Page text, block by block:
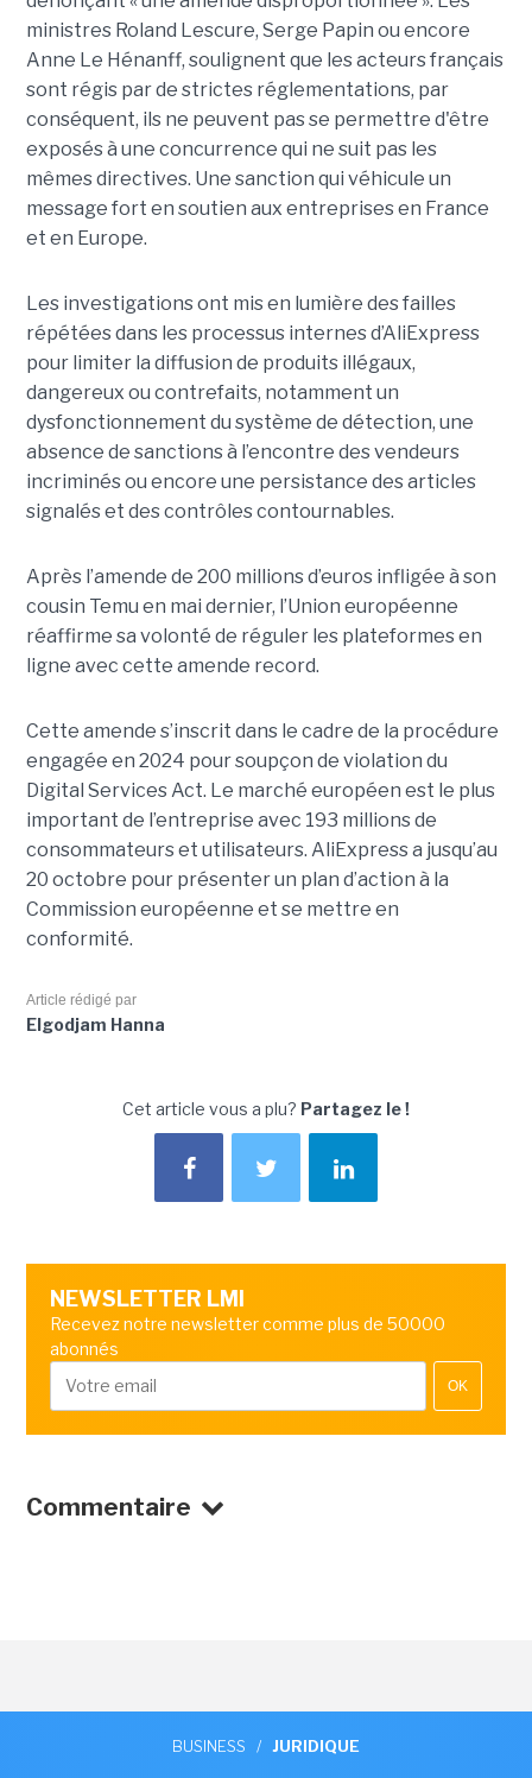
ministres Roland Lescure, Serge Papin ou encore
Anne Le Hénanff, soulignent que les acteurs français
sont régis par de strictes réglementations, par
conséquent, ils ne peuvent pas se permettre d'être
exposés à une concurrence qui ne suit pas les
mêmes directives. Une sanction qui véhicule un
message fort en soutien aux entreprises en France
et en Europe.
Les investigations ont mis en lumière des failles
répétées dans les processus internes d’AliExpress
pour limiter la diffusion de produits illégaux,
dangereux ou contrefaits, notamment un
dysfonctionnement du système de détection, une
absence de sanctions à l’encontre des vendeurs
incriminés ou encore une persistance des articles
signalés et des contrôles contournables.
Après l’amende de 200 millions d’euros infligée à son
cousin Temu en mai dernier, l’Union européenne
réaffirme sa volonté de réguler les plateformes en
ligne avec cette amende record.
Cette amende s’inscrit dans le cadre de la procédure
engagée en 2024 pour soupçon de violation du
Digital Services Act. Le marché européen est le plus
important de l’entreprise avec 193 millions de
consommateurs et utilisateurs. AliExpress a jusqu’au
20 octobre pour présenter un plan d’action à la
Commission européenne et se mettre en
conformité.
Article rédigé par
Elgodjam Hanna
Cet article vous a plu? Partagez le !
NEWSLETTER LMI
Recevez notre newsletter comme plus de 50000
abonnés
OK
Commentaire
BUSINESS / JURIDIQUE